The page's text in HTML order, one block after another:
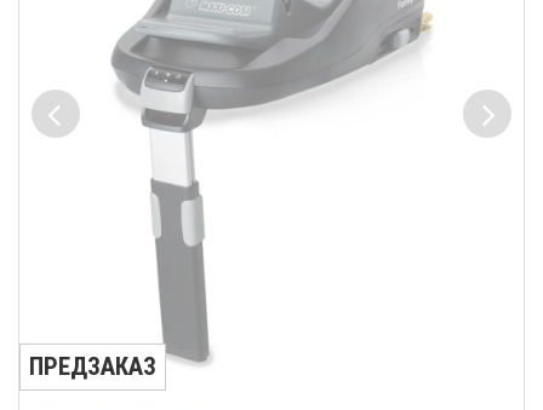
ПРЕДЗАКАЗ